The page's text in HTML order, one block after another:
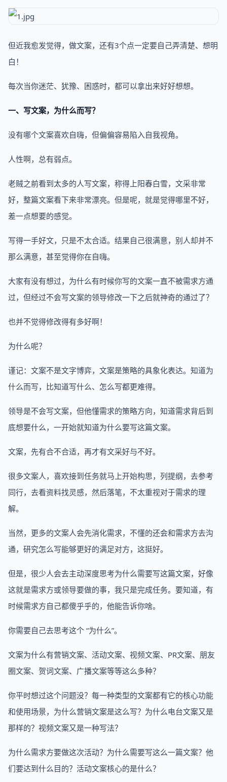
但近我愈发觉得，做文案，还有3个点一定要自己弄清楚、想明
白！
每次当你迷茫、犹豫、困惑时，都可以拿出来好好想想。
一、写文案，为什么而写？
没有哪个文案喜欢自嗨，但偏偏容易陷入自我视角。
人性啊，总有弱点。
老贼之前看到太多的人写文案，称得上阳春白雪，文采非常
好，整篇文案看下来非常漂亮。但是呢，就是觉得哪里不好，
差一点想要的感觉。
写得一手好文，只是不太合适。结果自己很满意，别人却并不
那么满意，甚至觉得你在自嗨。
大家有没有想过，为什么有时候你写的文案一直不被需求方通
过，但经过不会写文案的领导修改一下之后就神奇的通过了？
也并不觉得修改得有多好啊！
为什么呢？
谨记：文案不是文字博弈，文案是策略的具象化表达。知道为
什么而写，比知道写什么、怎么写都更难得。
领导是不会写文案，但他懂需求的策略方向，知道需求背后到
底想要什么，一开始就知道为什么要写这篇文案。
文案，先有合不合适，再才有文采好与不好。
很多文案人，喜欢接到任务就马上开始构思，列提纲，去参考
同行，去看资料找灵感，然后落笔，不太重视对于需求的理
解。
当然，更多的文案人会先消化需求，不懂的还会和需求方去沟
通，研究怎么写能够更好的满足对方，这挺好。
但是，很少人会去主动深度思考为什么需要写这篇文案，好像
这就是需求方或领导要做的事，我只是完成任务。要知道，有
时候需求方自己都傻乎乎的，他能告诉你啥。
你需要自己去思考这个 “为什么”。
文案为什么有营销文案、活动文案、视频文案、PR文案、朋友
圈文案、贺词文案、广播文案等等这么多种？
你平时想过这个问题没？每一种类型的文案都有它的核心功能
和使用场景，为什么营销文案是这么写？为什么电台文案又是
那样的？视频文案又是一种写法？
为什么需求方要做这次活动？为什么需要写这么一篇文案？他
们要达到什么目的？活动文案核心的是什么？